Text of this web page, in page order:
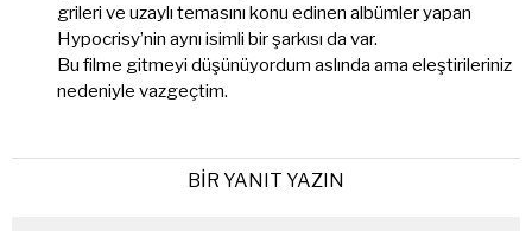
grileri ve uzaylı temasını konu edinen albümler yapan
Hypocrisy’nin aynı isimli bir şarkısı da var.
Bu filme gitmeyi düşünüyordum aslında ama eleştirileriniz
nedeniyle vazgeçtim.
BIR YANIT YAZIN